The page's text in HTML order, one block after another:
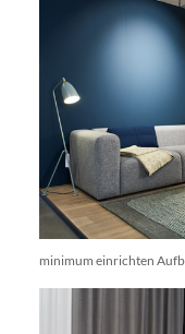
minimum einrichten